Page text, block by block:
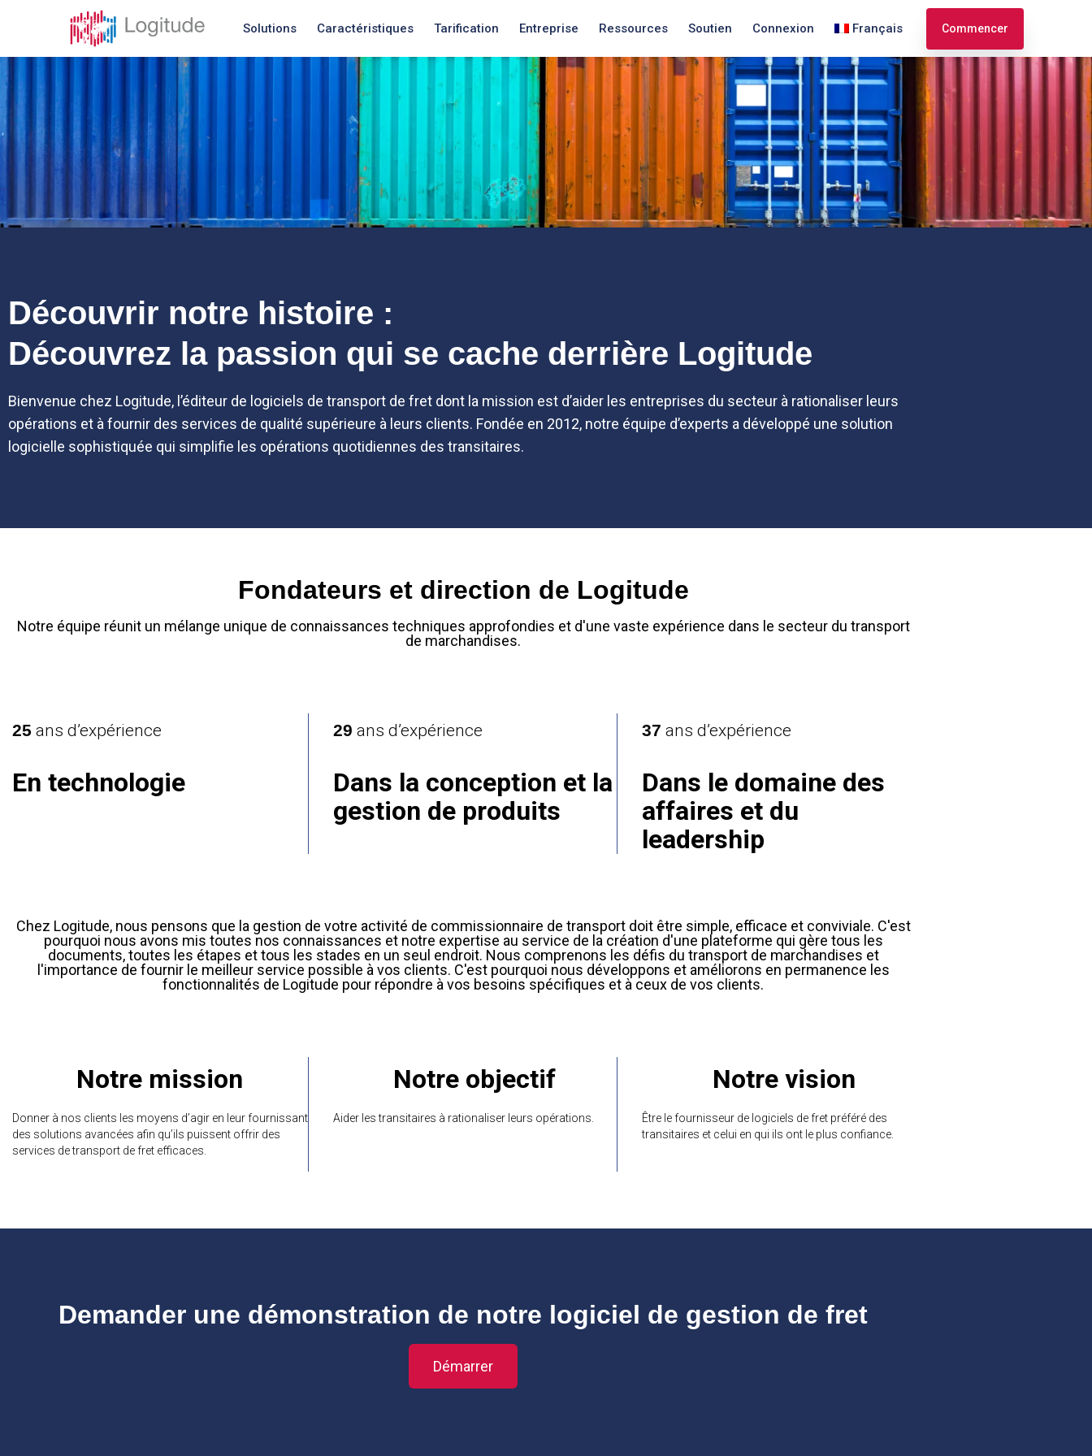
Solutions Caractéristiques
Nouveautés
Nouveautés
Tarification Entreprise Ressources Soutien Connexion Français
Español
Commencer
Découvrir notre histoire :
Découvrez la passion qui se cache derrière Logitude
Bienvenue chez Logitude, l’éditeur de logiciels de transport de fret dont la mission est d’aider les entreprises du secteur à rationaliser leurs
opérations et à fournir des services de qualité supérieure à leurs clients. Fondée en 2012, notre équipe d’experts a développé une solution
logicielle sophistiquée qui simplifie les opérations quotidiennes des transitaires.
Fondateurs et direction de Logitude
Notre équipe réunit un mélange unique de connaissances techniques approfondies et d'une vaste expérience dans le secteur du transport
de marchandises.
25 ans d’expérience
En technologie
29 ans d’expérience
Dans la conception et la
gestion de produits
37 ans d’expérience
Dans le domaine des
affaires et du
leadership
Chez Logitude, nous pensons que la gestion de votre activité de commissionnaire de transport doit être simple, efficace et conviviale. C'est
pourquoi nous avons mis toutes nos connaissances et notre expertise au service de la création d'une plateforme qui gère tous les
documents, toutes les étapes et tous les stades en un seul endroit. Nous comprenons les défis du transport de marchandises et
l'importance de fournir le meilleur service possible à vos clients. C'est pourquoi nous développons et améliorons en permanence les
fonctionnalités de Logitude pour répondre à vos besoins spécifiques et à ceux de vos clients.
Notre mission
Donner à nos clients les moyens d’agir en leur fournissant
des solutions avancées afin qu’ils puissent offrir des
services de transport de fret efficaces.
Notre objectif
Aider les transitaires à rationaliser leurs opérations.
Notre vision
Être le fournisseur de logiciels de fret préféré des
transitaires et celui en qui ils ont le plus confiance.
Demander une démonstration de notre logiciel de gestion de fret
Démarrer